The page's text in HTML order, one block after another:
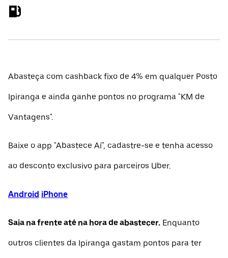
Abasteça com cashback fixo de 4% em qualquer Posto
Ipiranga e ainda ganhe pontos no programa "KM de
Vantagens".
Baixe o app "Abastece Aí", cadastre-se e tenha acesso
ao desconto exclusivo para parceiros Uber.
Android iPhone
Saia na frente até na hora de abastecer. Enquanto
outros clientes da Ipiranga gastam pontos para ter